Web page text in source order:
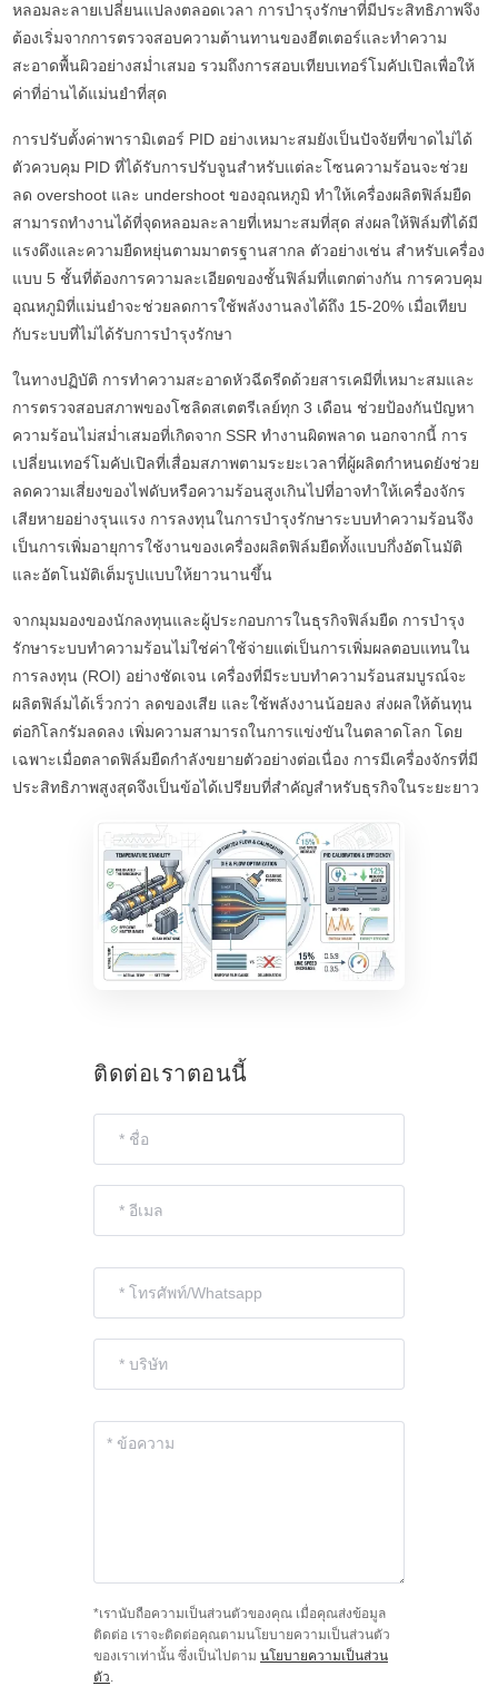
หลอมละลายเปลี่ยนแปลงตลอดเวลา การบำรุงรักษาที่มีประสิทธิภาพจึง
ต้องเริ่มจากการตรวจสอบความต้านทานของฮีตเตอร์และทำความ
สะอาดพื้นผิวอย่างสม่ำเสมอ รวมถึงการสอบเทียบเทอร์โมคัปเปิลเพื่อให้
ค่าที่อ่านได้แม่นยำที่สุด
การปรับตั้งค่าพารามิเตอร์ PID อย่างเหมาะสมยังเป็นปัจจัยที่ขาดไม่ได้
ตัวควบคุม PID ที่ได้รับการปรับจูนสำหรับแต่ละโซนความร้อนจะช่วย
ลด overshoot และ undershoot ของอุณหภูมิ ทำให้เครื่องผลิตฟิล์มยืด
สามารถทำงานได้ที่จุดหลอมละลายที่เหมาะสมที่สุด ส่งผลให้ฟิล์มที่ได้มี
แรงดึงและความยืดหยุ่นตามมาตรฐานสากล ตัวอย่างเช่น สำหรับเครื่อง
แบบ 5 ชั้นที่ต้องการความละเอียดของชั้นฟิล์มที่แตกต่างกัน การควบคุม
อุณหภูมิที่แม่นยำจะช่วยลดการใช้พลังงานลงได้ถึง 15-20% เมื่อเทียบ
กับระบบที่ไม่ได้รับการบำรุงรักษา
ในทางปฏิบัติ การทำความสะอาดหัวฉีดรีดด้วยสารเคมีที่เหมาะสมและ
การตรวจสอบสภาพของโซลิดสเตตรีเลย์ทุก 3 เดือน ช่วยป้องกันปัญหา
ความร้อนไม่สม่ำเสมอที่เกิดจาก SSR ทำงานผิดพลาด นอกจากนี้ การ
เปลี่ยนเทอร์โมคัปเปิลที่เสื่อมสภาพตามระยะเวลาที่ผู้ผลิตกำหนดยังช่วย
ลดความเสี่ยงของไฟดับหรือความร้อนสูงเกินไปที่อาจทำให้เครื่องจักร
เสียหายอย่างรุนแรง การลงทุนในการบำรุงรักษาระบบทำความร้อนจึง
เป็นการเพิ่มอายุการใช้งานของเครื่องผลิตฟิล์มยืดทั้งแบบกึ่งอัตโนมัติ
และอัตโนมัติเต็มรูปแบบให้ยาวนานขึ้น
จากมุมมองของนักลงทุนและผู้ประกอบการในธุรกิจฟิล์มยืด การบำรุง
รักษาระบบทำความร้อนไม่ใช่ค่าใช้จ่ายแต่เป็นการเพิ่มผลตอบแทนใน
การลงทุน (ROI) อย่างชัดเจน เครื่องที่มีระบบทำความร้อนสมบูรณ์จะ
ผลิตฟิล์มได้เร็วกว่า ลดของเสีย และใช้พลังงานน้อยลง ส่งผลให้ต้นทุน
ต่อกิโลกรัมลดลง เพิ่มความสามารถในการแข่งขันในตลาดโลก โดย
เฉพาะเมื่อตลาดฟิล์มยืดกำลังขยายตัวอย่างต่อเนื่อง การมีเครื่องจักรที่มี
ประสิทธิภาพสูงสุดจึงเป็นข้อได้เปรียบที่สำคัญสำหรับธุรกิจในระยะยาว
ติดต่อเราตอนนี้
*เรานับถือความเป็นส่วนตัวของคุณ เมื่อคุณส่งข้อมูล
ติดต่อ เราจะติดต่อคุณตามนโยบายความเป็นส่วนตัว
ของเราเท่านั้น ซึ่งเป็นไปตาม นโยบายความเป็นส่วน
ตัว.